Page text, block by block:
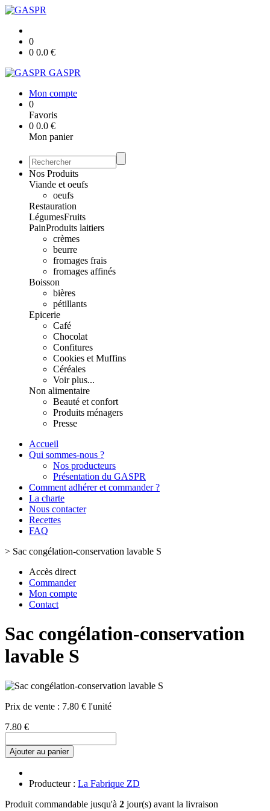
0
0 0.0 €
GASPR
Mon compte
0
Favoris
0 0.0 €
Mon panier
Nos Produits
Viande et oeufs
oeufs
Restauration
LégumesFruits
PainProduits laitiers
crèmes
beurre
fromages frais
fromages affinés
Boisson
bières
pétillants
Epicerie
Café
Chocolat
Confitures
Cookies et Muffins
Céréales
Voir plus...
Non alimentaire
Beauté et confort
Produits ménagers
Presse
Accueil
Qui sommes-nous ?
Nos producteurs
Présentation du GASPR
Comment adhérer et commander ?
La charte
Nous contacter
Recettes
FAQ
> Sac congélation-conservation lavable S
Accès direct
Commander
Mon compte
Contact
Sac congélation-conservation
lavable S
Prix de vente : 7.80 € l'unité
7.80 €
Ajouter au panier
Producteur : La Fabrique ZD
Produit commandable jusqu'à 2 jour(s) avant la livraison